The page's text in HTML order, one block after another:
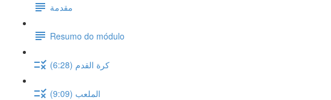
مقدمة
Resumo do módulo
كرة القدم (6:28)
الملعب (9:09)